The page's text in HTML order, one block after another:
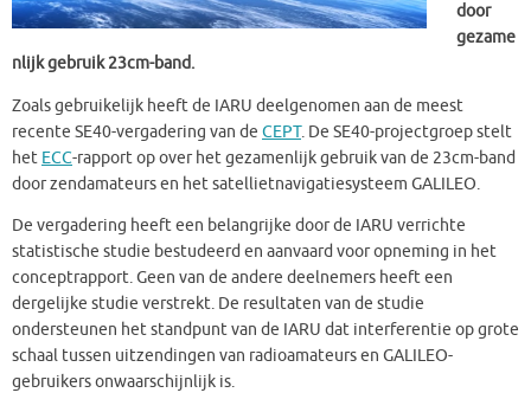
door
gezame
nlijk gebruik 23cm-band.
Zoals gebruikelijk heeft de IARU deelgenomen aan de meest
recente SE40-vergadering van de CEPT. De SE40-projectgroep stelt
het ECC-rapport op over het gezamenlijk gebruik van de 23cm-band
door zendamateurs en het satellietnavigatiesysteem GALILEO.
De vergadering heeft een belangrijke door de IARU verrichte
statistische studie bestudeerd en aanvaard voor opneming in het
conceptrapport. Geen van de andere deelnemers heeft een
dergelijke studie verstrekt. De resultaten van de studie
ondersteunen het standpunt van de IARU dat interferentie op grote
schaal tussen uitzendingen van radioamateurs en GALILEO-
gebruikers onwaarschijnlijk is.